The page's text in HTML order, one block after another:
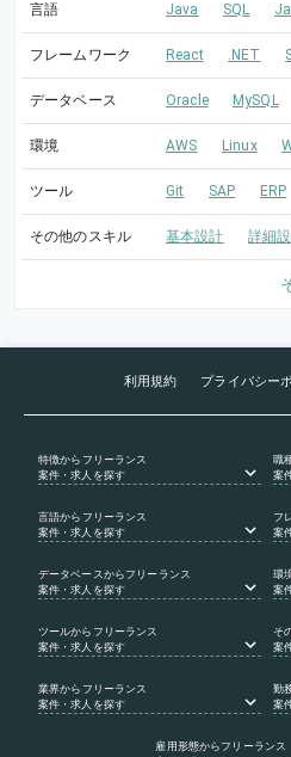
言語 Java SQL
フレームワーク React .NET
データベース Oracle MySQL
環境 AWS Linux
ツール Git SAP ERP
その他のスキル 基本設計 詳細
利用規約 プライバシー
特徴からフリーランス
案件・求人を探す
職
案
言語からフリーランス
案件・求人を探す
フ
案
データベース からフリーランス
案件・求人を探す
環
案
ツールからフリーランス
案件・求人を探す
そ
案
業界からフリーランス
案件・求人を探す
勤
案
雇用形態からフリーランス